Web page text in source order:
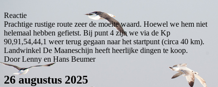
Reactie
Prachtige rustige route zeer de moeite waard. Hoewel we hem niet
helemaal hebben gefietst. Bij punt 4 zijn we via de Kp
90,91,54,44,1 weer terug gegaan naar het startpunt (circa 40 km).
Landwinkel De Maaneschijn heeft heerlijke dingen te koop.
Door Lenny en Hans Beumer
26 augustus 2025